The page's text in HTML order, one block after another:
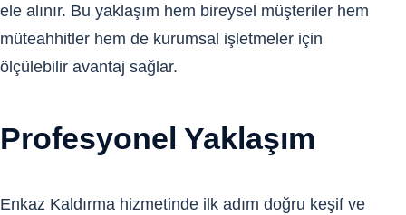
ele alınır. Bu yaklaşım hem bireysel müşteriler hem
müteahhitler hem de kurumsal işletmeler için
ölçülebilir avantaj sağlar.
Profesyonel Yaklaşım
Enkaz Kaldırma hizmetinde ilk adım doğru keşif ve